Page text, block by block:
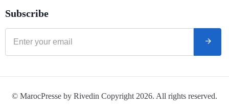
Subscribe
© MarocPresse by Rivedin Copyright 2026. All rights reserved.